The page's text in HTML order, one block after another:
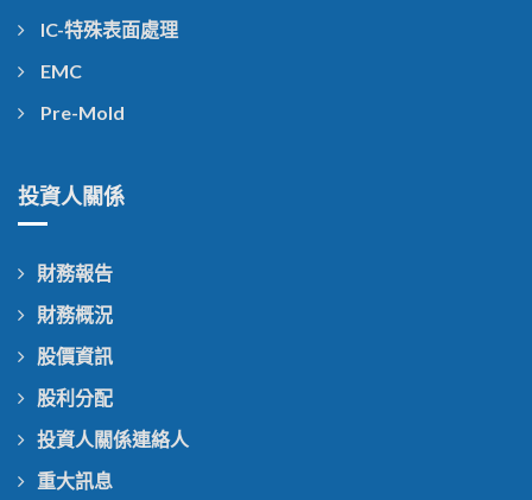
IC-特殊表面處理
EMC
Pre-Mold
投資人關係
財務報告
財務概況
股價資訊
股利分配
投資人關係連絡人
重大訊息